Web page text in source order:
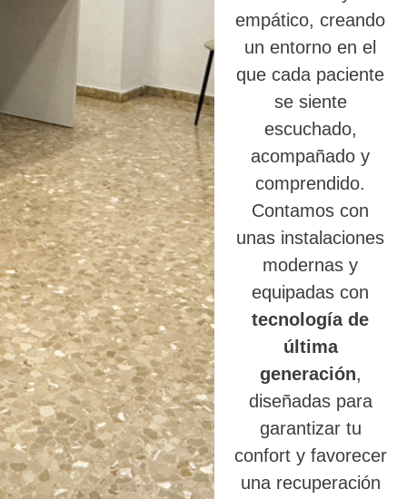
empático, creando
un entorno en el
que cada paciente
se siente
escuchado,
acompañado y
comprendido.
Contamos con
unas instalaciones
modernas y
equipadas con
tecnología de
última
generación,
diseñadas para
garantizar tu
confort y favorecer
una recuperación